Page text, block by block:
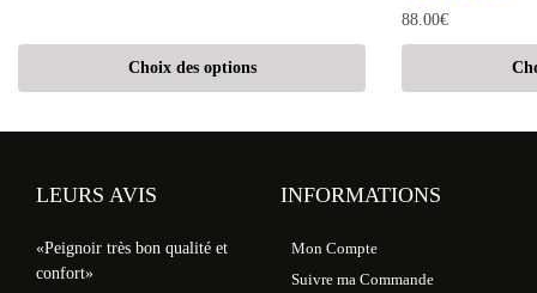
Choix des options
88.00€
LEURS AVIS
«Peignoir très bon qualité et
confort»
INFORMATIONS
Mon Compte
Suivre ma Commande